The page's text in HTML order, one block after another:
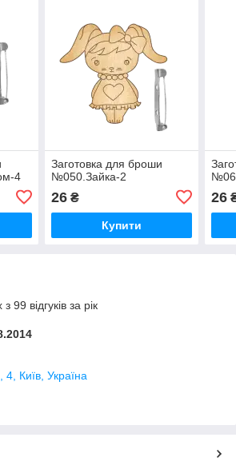
4
Заготовка для броши
№050.Зайка-2
26₴
Купити
26
99 відгуків за рік
Київ, Україна